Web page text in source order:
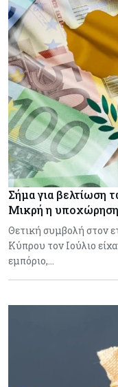
Σήμα για βελτίωση
Μικρή η
Θετική συμβολή στον
Κύπρου τον Ιούλιο
εμπόριο,…